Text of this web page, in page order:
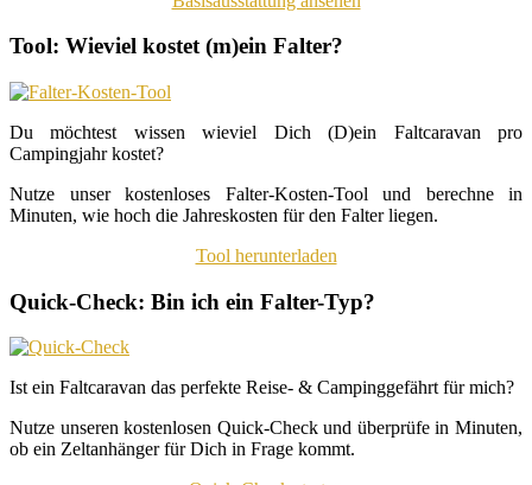
Tool: Wieviel kostet (m)ein Falter?
Du möchtest wissen wieviel Dich (D)ein Faltcaravan pro
Campingjahr kostet?
Nutze unser kostenloses Falter-Kosten-Tool und berechne in
Minuten, wie hoch die Jahreskosten für den Falter liegen.
Tool herunterladen
Quick-Check: Bin ich ein Falter-Typ?
Ist ein Faltcaravan das perfekte Reise- & Campinggefährt für mich?
Nutze unseren kostenlosen Quick-Check und überprüfe in Minuten,
ob ein Zeltanhänger für Dich in Frage kommt.